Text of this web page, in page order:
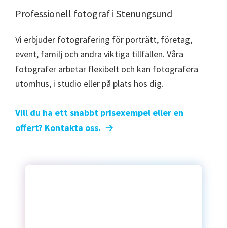
Professionell fotograf i Stenungsund
Vi erbjuder fotografering för porträtt, företag,
event, familj och andra viktiga tillfällen. Våra
fotografer arbetar flexibelt och kan fotografera
utomhus, i studio eller på plats hos dig.
Vill du ha ett snabbt prisexempel eller en
offert? Kontakta oss.